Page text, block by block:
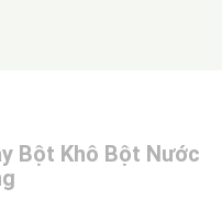
Bột Khô Bột Nước